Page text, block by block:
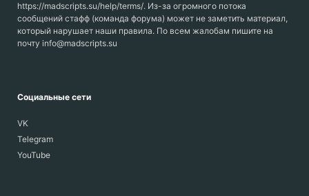
https://madscripts.su/help/terms/. Из-за огромного потока
сообщений стафф (команда форума) может не заметить материал,
который нарушает наши правила. По всем жалобам пишите на
почту info@madscripts.su
Социальные сети
VK
Telegram
YouTube